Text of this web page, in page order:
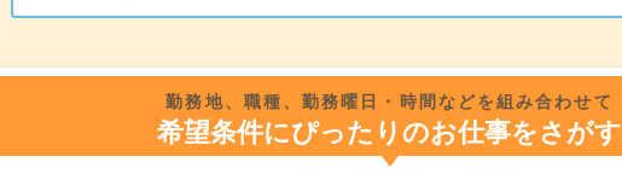
勤務地、職種、勤務曜日・時間などを組み合わせて
希望条件にぴったりのお仕事をさがす